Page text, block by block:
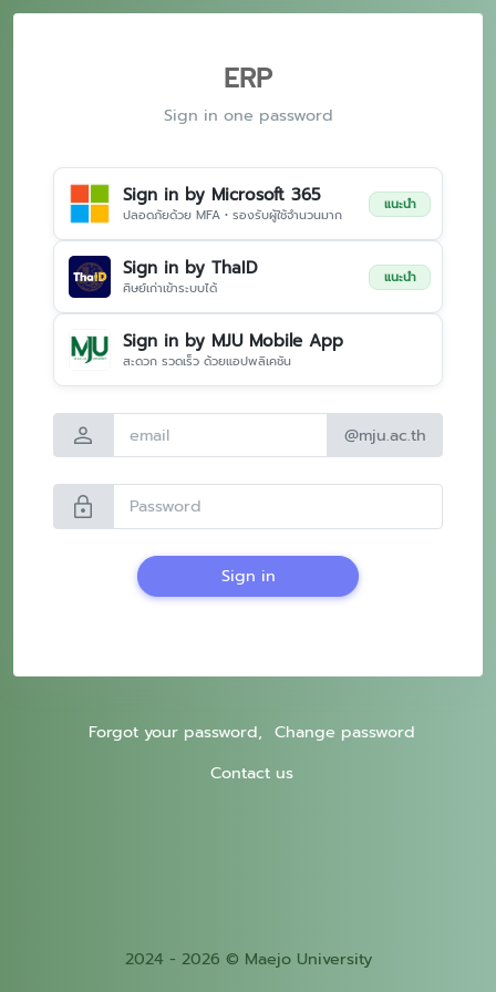
ERP
Sign in one password
Sign in by Microsoft 365
ปลอดภัยด้วย MFA • รองรับผู้ใช้จำนวนมาก
แนะนำ
Sign in by ThaID
ศิษย์เก่าเข้าระบบได้
แนะนำ
Sign in by MJU Mobile App
สะดวก รวดเร็ว ด้วยแอปพลิเคชัน
person @mju.ac.th
lock
Sign in
Forgot your password, Change password
Contact us
2024 - 2026 © Maejo University